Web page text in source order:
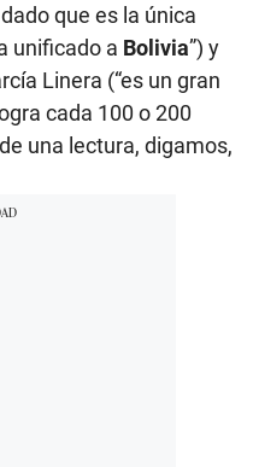
que es la única
unificado a Bolivia”) y
Linera (“es un gran
cada 100 o 200
una lectura, digamos,